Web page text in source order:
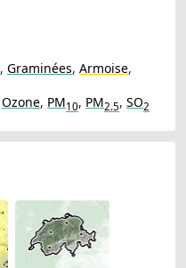
, Graminées, Armoise,
Ozone, PM10, PM2.5, SO2